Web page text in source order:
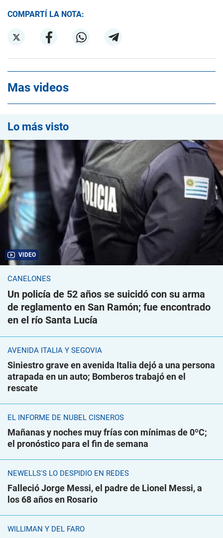
COMPARTÍ LA NOTA:
Mas videos
Lo más visto
VIDEO
CANELONES
Un policía de 52 años se suicidó con su arma
de reglamento en San Ramón; fue encontrado
en el río Santa Lucía
AVENIDA ITALIA Y SEGOVIA
Siniestro grave en avenida Italia dejó a una persona
atrapada en un auto; Bomberos trabajó en el
rescate
EL INFORME DE NUBEL CISNEROS
Mañanas y noches muy frías con mínimas de 0ºC;
el pronóstico para el fin de semana
NEWELLS'S LO DESPIDIÓ EN REDES
Falleció Jorge Messi, el padre de Lionel Messi, a
los 68 años en Rosario
WILLIMAN Y DEL FARO